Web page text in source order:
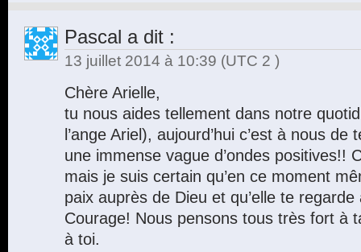
Pascal a dit :
13 juillet 2014 à 10:39 (UTC 2 )
Chère Arielle,
tu nous aides tellement dans notre
l’ange Ariel), aujourd’hui c’est à nous de
une immense vague d’ondes positives!!
mais je suis certain qu’en ce moment
paix auprès de Dieu et qu’elle te
Courage! Nous pensons tous très fort à
à toi.